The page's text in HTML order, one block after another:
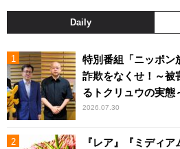
Daily
特別番組「ニッポ
詐欺をなくせ！～被
るトクリュウの実態
2026.07.30
『レア』『ミディ